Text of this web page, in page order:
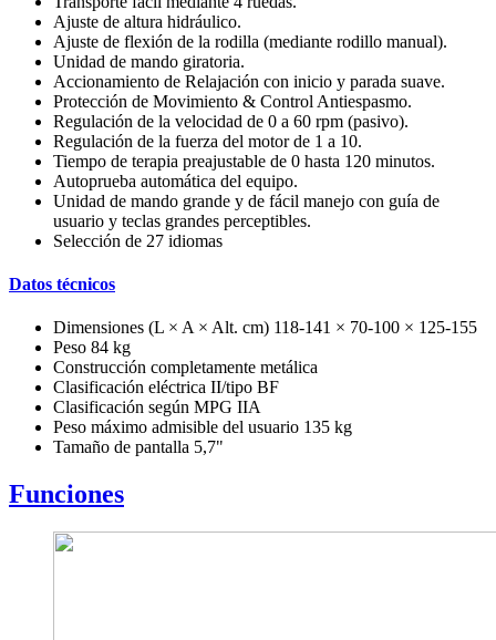
Ajuste de altura hidráulico.
Ajuste de flexión de la rodilla (mediante rodillo manual).
Unidad de mando giratoria.
Accionamiento de Relajación con inicio y parada suave.
Protección de Movimiento & Control Antiespasmo.
Regulación de la velocidad de 0 a 60 rpm (pasivo).
Regulación de la fuerza del motor de 1 a 10.
Tiempo de terapia preajustable de 0 hasta 120 minutos.
Autoprueba automática del equipo.
Unidad de mando grande y de fácil manejo con guía de
usuario y teclas grandes perceptibles.
Selección de 27 idiomas
Datos técnicos
Dimensiones (L × A × Alt. cm) 118-141 × 70-100 × 125-155
Peso 84 kg
Construcción completamente metálica
Clasificación eléctrica II/tipo BF
Clasificación según MPG IIA
Peso máximo admisible del usuario 135 kg
Tamaño de pantalla 5,7"
Funciones